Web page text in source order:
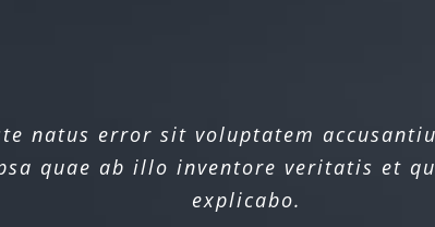
natus error sit voluptatem
quae ab illo inventore veritatis et
explicabo.
natus error sit voluptatem
quae ab illo inventore veritatis et
explicabo.